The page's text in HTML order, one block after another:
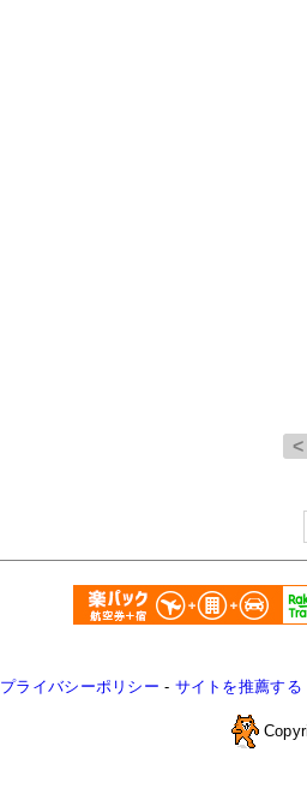
プライバシーポリシー - サイトを推薦する